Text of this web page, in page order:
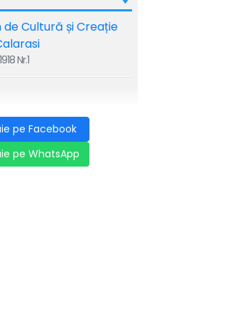
Cultură și Creație
Nr.1
pe Facebook
pe WhatsApp